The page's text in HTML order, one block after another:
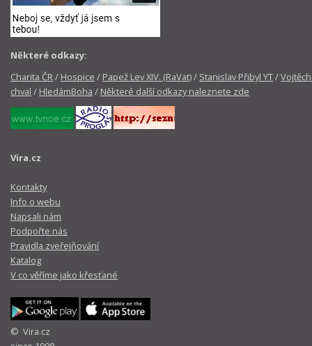
Některé odkazy:
Charita ČR/ Hospice / Papež Lev XIV. (RaVat)/ Stanislav Přibyl YT/
chval / HledámBoha / Některé další odkazy naleznete zde
Vira.cz
Kontakty
Info o webu
Napsali nám
Podpořte nás
Pravidla zveřejňování
Katalog
V co věříme jako křesťané
© Vira.cz